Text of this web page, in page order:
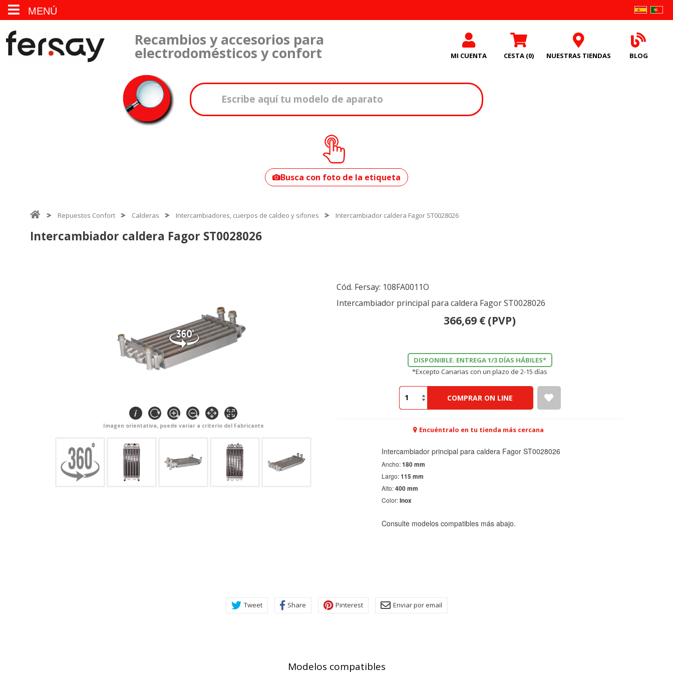
MENÚ
Recambios y accesorios para
electrodomésticos y confort MI CUENTA CESTA (0) NUESTRAS TIENDAS BLOG
tu modelo?
Busca con foto de la etiqueta
Repuestos Confort Calderas Intercambiadores, cuerpos de caldeo y sifones Intercambiador caldera Fagor ST0028026
Intercambiador caldera Fagor ST0028026
Imagen orientativa, puede variar a criterio del Fabricante
Cód. Fersay: 108FA0011O
Intercambiador principal para caldera Fagor ST0028026
366,69 € (PVP)
DISPONIBLE. ENTREGA 1/3 DÍAS HÁBILES*
*Excepto Canarias con un plazo de 2-15 días
COMPRAR ON LINE
Encuéntralo en tu tienda más cercana
Intercambiador principal para caldera Fagor ST0028026
Ancho:180 mm
Largo:115 mm
Alto:400 mm
Color:Inox
Consulte modelos compatibles más abajo.
Tweet Share Pinterest Enviar por email
Modelos compatibles
Estas cookies son necesarias para que el sitio web funcione y no se pueden desactivar en nuestros sistemas. Puede configurar su
navegador para bloquear o alertar sobre estas cookies, pero alguna áreas del sitio no funcionarán. Estas cookies no almacenan ninguna